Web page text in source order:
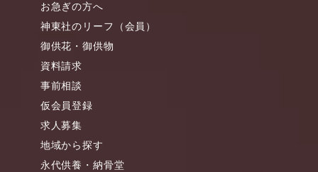
お急ぎの方へ
神東社のリーフ（会員）
御供花・御供物
資料請求
事前相談
仮会員登録
求人募集
地域から探す
永代供養・納骨堂